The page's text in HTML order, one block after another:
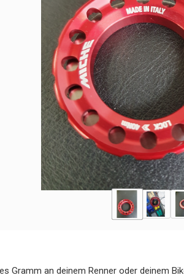
Gramm an deinem Renner oder deinem